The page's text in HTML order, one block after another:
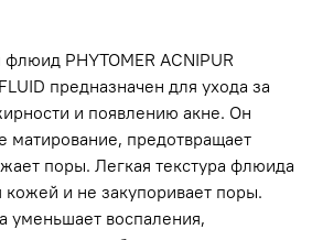
PHYTOMER ACNIPUR
предназначен для ухода за
и появлению акне. Он
матирование, предотвращает
поры. Легкая текстура флюида
кожей и не закупоривает поры.
уменьшает воспаления,